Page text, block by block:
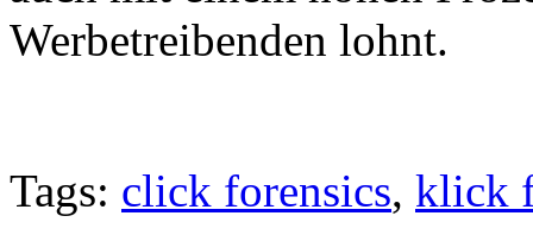
Werbetreibenden lohnt.
Tags: click forensics, klick